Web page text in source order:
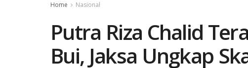
Home Nasional
Putra Riza Chalid
Bui, Jaksa Ungkap